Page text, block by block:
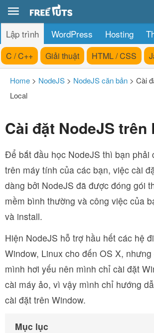
Lập trình WordPress Hosting
C / C++ Giải thuật HTML / CSS
Home > NodeJS > NodeJS căn bản > Cài
Local
Cài đặt NodeJS trên
Để bắt đầu học NodeJS thì bạn phải
trên máy tính của các bạn, việc cài
dàng bởi NodeJS đã được đóng gói
mềm bình thường và công việc của
và install.
Hiện NodeJS hỗ trợ hầu hết các hệ
Window, Linux cho đến OS X,
mình hơi yếu nên mình chỉ cài đặt
cài máy ảo, vì vậy mình chỉ hướng
cài đặt trên Window.
Mục lục